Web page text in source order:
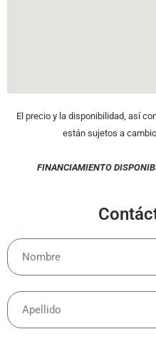
El precio y la disponibilidad, así
están sujetos a
FINANCIAMIENTO